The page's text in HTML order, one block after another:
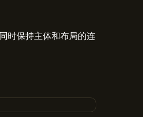
时保持主体和布局的连